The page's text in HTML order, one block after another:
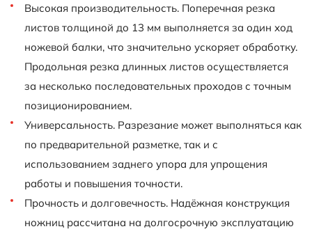
Высокая производительность. Поперечная резка
листов толщиной до 13 мм выполняется за один ход
ножевой балки, что значительно ускоряет обработку.
Продольная резка длинных листов осуществляется
за несколько последовательных проходов с точным
позиционированием.
Универсальность. Разрезание может выполняться как
по предварительной разметке, так и с
использованием заднего упора для упрощения
работы и повышения точности.
Прочность и долговечность. Надёжная конструкция
ножниц рассчитана на долгосрочную эксплуатацию